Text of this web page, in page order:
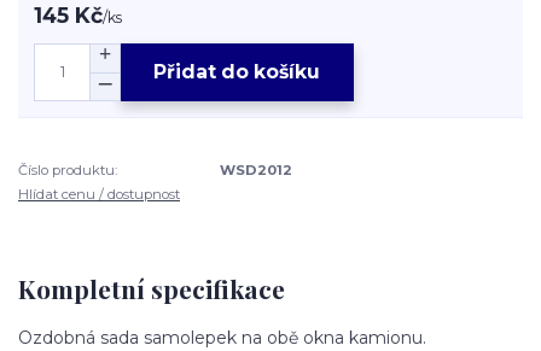
145 Kč/ks
Přidat do košíku
Číslo produktu:
WSD2012
Hlídat cenu / dostupnost
Kompletní specifikace
Ozdobná sada samolepek na obě okna kamionu.